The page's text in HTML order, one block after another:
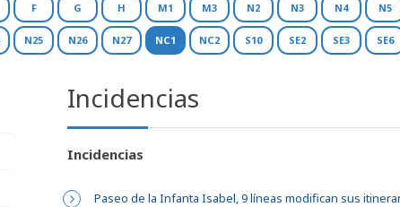
F G H M1 M3 N2 N3 N4 N5
N25 N26 N27 NC1 NC2 S10 SE2 SE3 SE6
Incidencias
Incidencias
Paseo de la Infanta Isabel, 9 líneas modifican sus